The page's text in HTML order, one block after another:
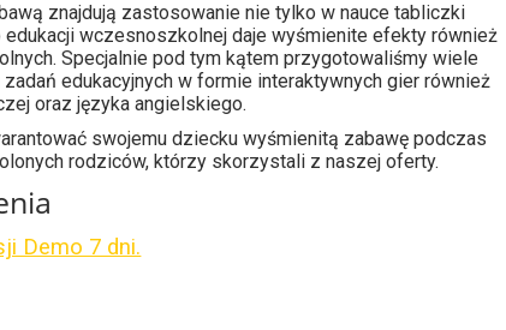
znajdują zastosowanie nie tylko w nauce tabliczki
edukacji wczesnoszkolnej daje wyśmienite efekty również
Specjalnie pod tym kątem przygotowaliśmy wiele
edukacyjnych w formie interaktywnych gier również
oraz języka angielskiego.
swojemu dziecku wyśmienitą zabawę podczas
rodziców, którzy skorzystali z naszej oferty.
Demo 7 dni.